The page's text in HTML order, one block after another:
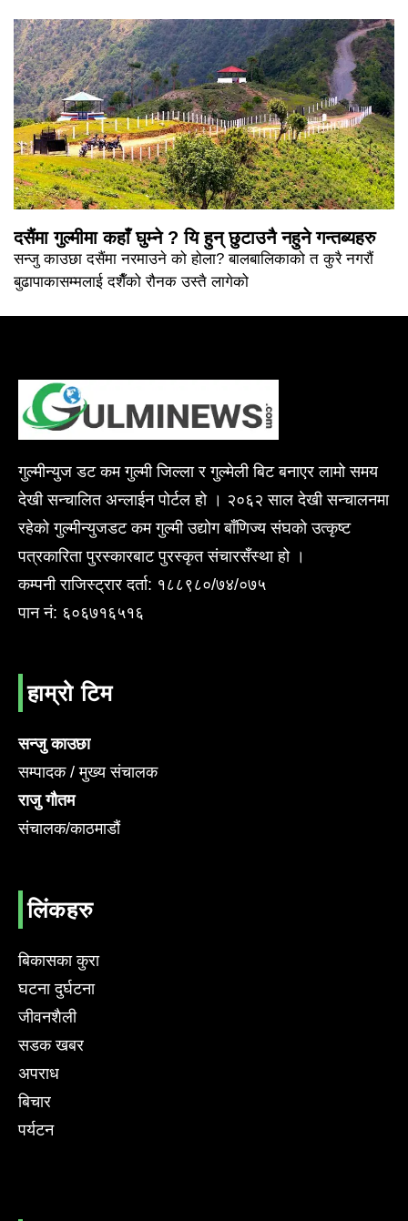
दसैंमा गुल्मीमा कहाँ घुम्ने ? यि हुन् छुटाउनै नहुने गन्तब्यहरु
सन्जु काउछा दसैंमा नरमाउने को होला? बालबालिकाको त कुरै नगरौं
बुढापाकासम्मलाई दशैँको रौनक उस्तै लागेको
गुल्मीन्युज डट कम गुल्मी जिल्ला र गुल्मेली बिट बनाएर लामो समय
देखी सन्चालित अन्लाईन पोर्टल हो । २०६२ साल देखी सन्चालनमा
रहेको गुल्मीन्युजडट कम गुल्मी उद्योग बाँणिज्य संघको उत्कृष्ट
पत्रकारिता पुरस्कारबाट पुरस्कृत संचारसँस्था हो ।
कम्पनी राजिस्ट्रार दर्ता: १८८९८०/७४/०७५
पान नं: ६०६७१६५१६
हाम्रो टिम
सन्जु काउछा
सम्पादक / मुख्य संचालक
राजु गौतम
संचालक/काठमाडौं
लिंकहरु
बिकासका कुरा
घटना दुर्घटना
जीवनशैली
सडक खबर
अपराध
बिचार
पर्यटन